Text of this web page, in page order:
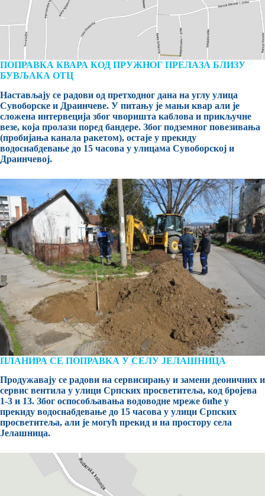
ПОПРАВКА КВАРА КОД ПРУЖНОГ ПРЕЛАЗА БЛИЗУ
БУВЉАКА ОТЦ
Настављају се радови од претходног дана на углу улица
Сувоборске и Драинчеве. У питању је мањи квар али је
сложена интервеција због чворишта каблова и прикључне
везе, која пролази поред бандере. Због подземног повезивања
(пробијања канала ракетом), остаје у прекиду
водоснабдевање до 15 часова у улицама Сувоборској и
Драинчевој.
ПЛАНИРА СЕ ПОПРАВКА У СЕЛУ ЈЕЛАШНИЦА
Продужавају се радови на сервисирању и замени деоничних и
сервис вентила у улици Српских просветитеља, код бројева
1-3 и 13. Због оспособљавања водоводне мреже биће у
прекиду водоснабдевање до 15 часова у улици Српских
просветитеља, али је могућ прекид и на простору села
Јелашница.